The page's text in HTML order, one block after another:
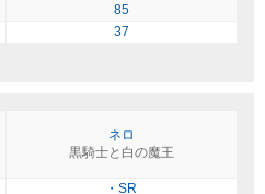
85
37
ネロ
黒騎士と白の魔王
・SR